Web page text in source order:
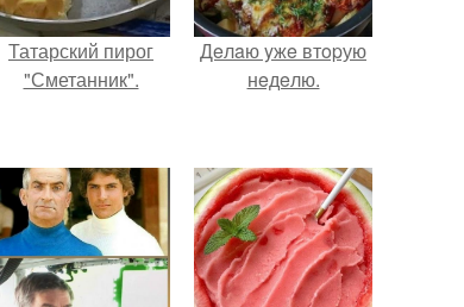
Татарский пирог
"Сметанник".
Дeлaю yжe втopую
нeдeлю.